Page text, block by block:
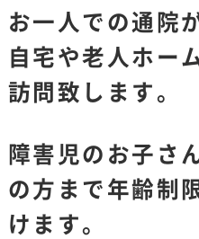
お一人での通院
自宅や老人ホー
訪問致します。
障害児のお子さ
の方まで年齢制
けます。